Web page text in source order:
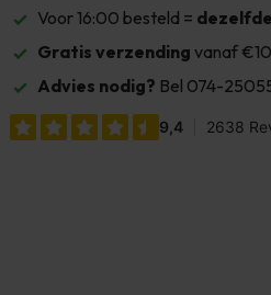
Voor 16:00 besteld =
Gratis verzending vanaf
Advies nodig? Bel 074-